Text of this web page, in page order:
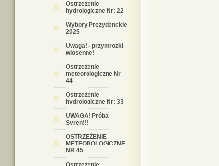
Ostrzeżenie
hydrologiczne Nr: 22
Wybory Prezydenckie
2025
Uwaga! - przymrozki
wiosenne!
Ostrzeżenie
meteorologiczne Nr
44
Ostrzeżenie
hydrologiczne Nr: 33
UWAGA! Próba
Syren!!!
OSTRZEŻENIE
METEOROLOGICZNE
NR 45
Ostrzeżenie